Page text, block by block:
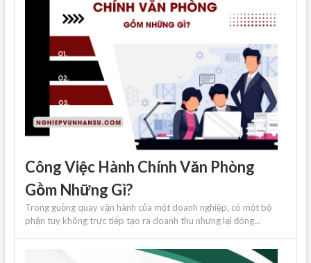
Công Việc Hành Chính Văn Phòng
Gồm Những Gì?
Trong guồng quay vận hành của một doanh nghiệp, có một bộ
phận tuy không trực tiếp tạo ra doanh thu nhưng lại đóng...